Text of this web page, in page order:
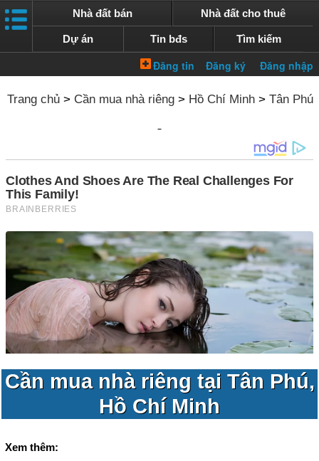
Nhà đất bán Nhà đất cho thuê
Dự án Tin bđs Tìm kiếm
Trang chủ > Cần mua nhà riêng > Hồ Chí Minh > Tân Phú
Cần mua nhà riêng tại Tân Phú,
Hồ Chí Minh
Xem thêm: